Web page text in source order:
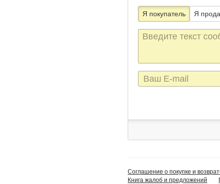
Я покупатель Я
Текст
сообщения
E-
mail
Соглашение о покупке и
Книга жалоб и предложений